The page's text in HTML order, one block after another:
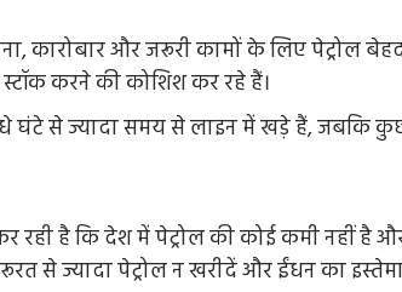
कारोबार और जरूरी कामों के लिए पेट्रोल
करने की कोशिश कर रहे हैं।
से ज्यादा समय से लाइन में खड़े हैं, जबकि
रही है कि देश में पेट्रोल की कोई कमी नहीं है और
से ज्यादा पेट्रोल न खरीदें और ईंधन का